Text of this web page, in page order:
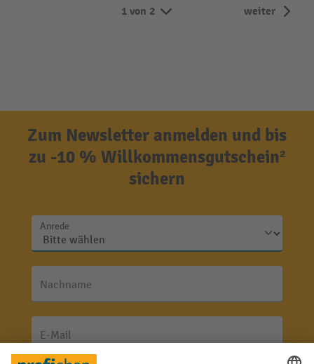
1 von 2 weiter
Zum Newsletter anmelden und bis
zu -10 % Willkommensgutschein²
sichern
Anrede
Nachname
E-Mail